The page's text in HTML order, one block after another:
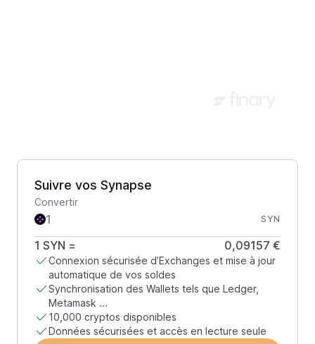
Suivre vos Synapse
Convertir
SYN
1 SYN = 0,09157 €
Connexion sécurisée d’Exchanges et mise à jour
automatique de vos soldes
Synchronisation des Wallets tels que Ledger,
Metamask ...
10,000 cryptos disponibles
Données sécurisées et accès en lecture seule